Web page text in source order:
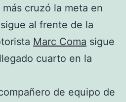
cruzó la meta en
al frente de la
Marc Coma sigue
cuarto en la
de equipo de